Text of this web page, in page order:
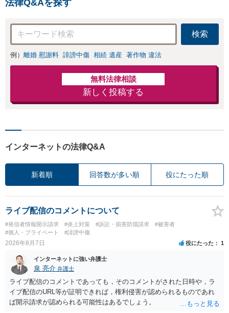
法律Q&Aを探す
検索
例） 離婚 慰謝料 誹謗中傷 相続 遺産 著作物 違法
無料法律相談
新しく投稿する
インターネットの法律Q&A
新着順 回答数が多い順 役にたった順
ライブ配信のコメントについて
#発信者情報開示請求 #炎上対策 #訴訟・損害賠償請求
#被害者
#個人・プライベート
#誹謗中傷
2026年8月7日 役にたった 1
インターネットに強い弁護士
泉 亮介 弁護士
ライブ配信のコメントであっても，そのコメントがされた日時や，ラ
イブ配信のURL等が証明できれば，権利侵害が認められるものであれ
ば開示請求が認められる可能性はあるでしょう。